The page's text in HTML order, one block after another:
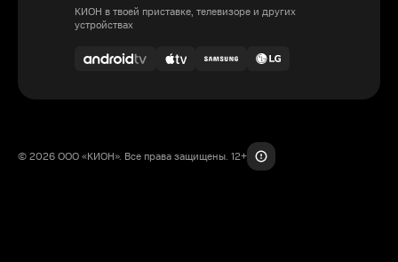
КИОН в твоей приставке, телевизоре и других
устройствах
© 2026 ООО «КИОН». Все права защищены. 12+